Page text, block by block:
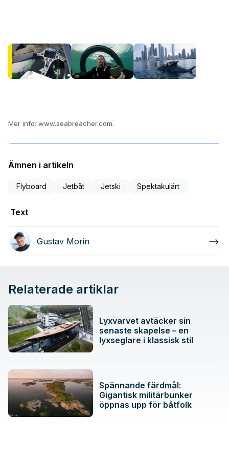
Mer info: www.seabreacher.com.
Ämnen i artikeln
Flyboard Jetbåt Jetski Spektakulärt
Text
Gustav Morin
Relaterade artiklar
Lyxvarvet avtäcker sin
senaste skapelse – en
lyxseglare i klassisk stil
Spännande färdmål:
Gigantisk militärbunker
öppnas upp för båtfolk